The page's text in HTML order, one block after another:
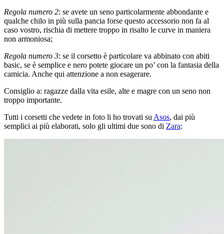
Regola numero 2: se avete un seno particolarmente abbondante e
qualche chilo in più sulla pancia forse questo accessorio non fa al
caso vostro, rischia di mettere troppo in risalto le curve in maniera
non armoniosa;
Regola numero 3: se il corsetto è particolare va abbinato con abiti
basic, se è semplice e nero potete giocare un po’ con la fantasia della
camicia. Anche qui attenzione a non esagerare.
Consiglio a: ragazze dalla vita esile, alte e magre con un seno non
troppo importante.
Tutti i corsetti che vedete in foto li ho trovati su Asos, dai più
semplici ai più elaborati, solo gli ultimi due sono di Zara: